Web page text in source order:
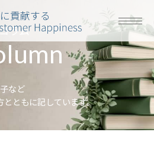
貢献する
ラム
など
とともに記しています。